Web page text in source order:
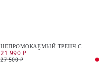
НЕПРОМОКАЕМЫЙ ТРЕНЧ С
ПОДСТЁЖКОЙ
21 990 ₽
27 500 ₽